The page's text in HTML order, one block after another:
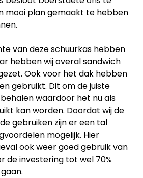
mooi plan gemaakt te hebben
van deze schuurkas hebben
hebben wij overal sandwich
Ook voor het dak hebben
gebruikt. Dit om de juiste
waardoor het nu als
kan worden. Doordat wij de
gebruiken zijn er een tal
mogelijk. Hier
ook weer goed gebruik van
de investering tot wel 70%